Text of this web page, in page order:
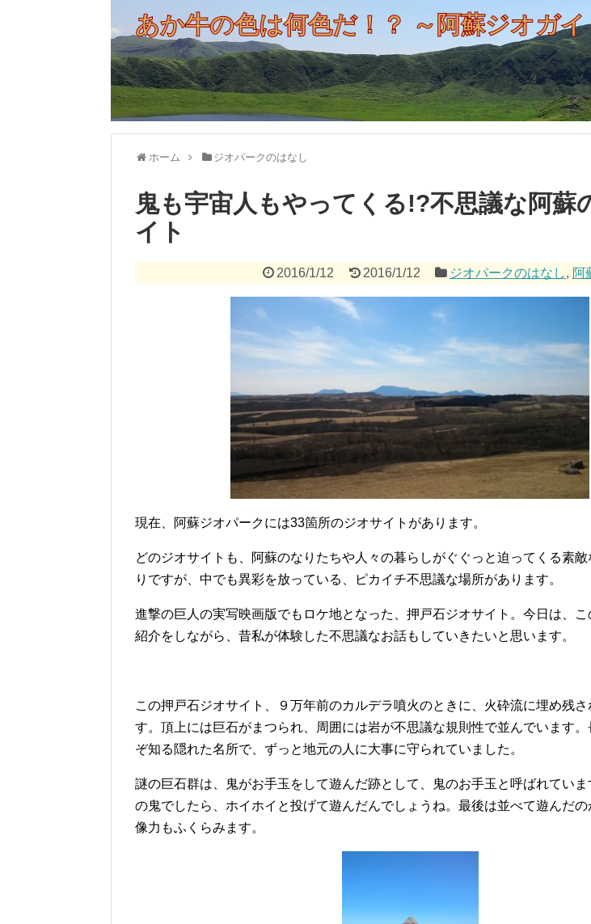
あか牛の色は何色だ！？ ～阿蘇ジオガ
ホーム ジオパークのはなし
鬼も宇宙人もやってくる!?不思議な阿蘇
イト
2016/1/12 2016/1/12 ジオパークのはなし, 阿
現在、阿蘇ジオパークには33箇所のジオサイトがあります。
どのジオサイトも、阿蘇のなりたちや人々の暮らしがぐぐっと迫ってくる素
りですが、中でも異彩を放っている、ピカイチ不思議な場所があります。
進撃の巨人の実写映画版でもロケ地となった、押戸石ジオサイト。今日は、
紹介をしながら、昔私が体験した不思議なお話もしていきたいと思います。
この押戸石ジオサイト、９万年前のカルデラ噴火のときに、火砕流に埋め残
す。頂上には巨石がまつられ、周囲には岩が不思議な規則性で並んでいます。
ぞ知る隠れた名所で、ずっと地元の人に大事に守られていました。
謎の巨石群は、鬼がお手玉をして遊んだ跡として、鬼のお手玉と呼ばれていま
の鬼でしたら、ホイホイと投げて遊んだんでしょうね。最後は並べて遊んだ
像力もふくらみます。